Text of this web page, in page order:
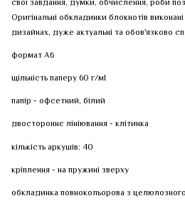
Оригінальні обкладинки блокнотів
дизайнах, дуже актуальні та обов'язково
формат А6
щільність паперу 60 г/мІ
папір - офсетний, білий
двостороннє лініювання - клітинка
кількість аркушів: 40
кріплення - на пружині зверху
обкладинка повнокольорова з